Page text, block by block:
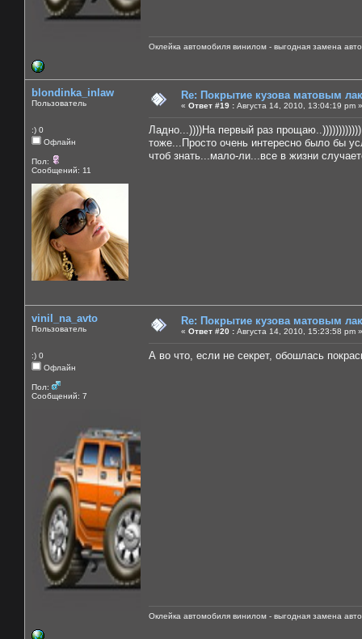
Оклейка автомобиля винилом - выгодная замена
blondinka_inlaw
Пользователь
:) 0
Офлайн
Пол:
Сообщений: 11
Re: Покрытие кузова матовым
« Ответ #19 : Августа 14, 2010, 13:04:19 pm »
Ладно...))))На первый раз
тоже...Просто очень интересно было бы
чтоб знать...мало-ли...все в жизни
vinil_na_avto
Пользователь
:) 0
Офлайн
Пол:
Сообщений: 7
Re: Покрытие кузова матовым
« Ответ #20 : Августа 14, 2010, 15:23:58 pm »
А во что, если не секрет, обошлась
Оклейка автомобиля винилом - выгодная замена